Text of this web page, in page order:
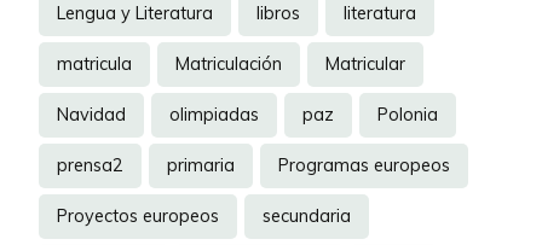
Lengua y Literatura libros literatura
matricula Matriculación Matricular
Navidad olimpiadas paz Polonia
prensa2 primaria Programas europeos
Proyectos europeos secundaria